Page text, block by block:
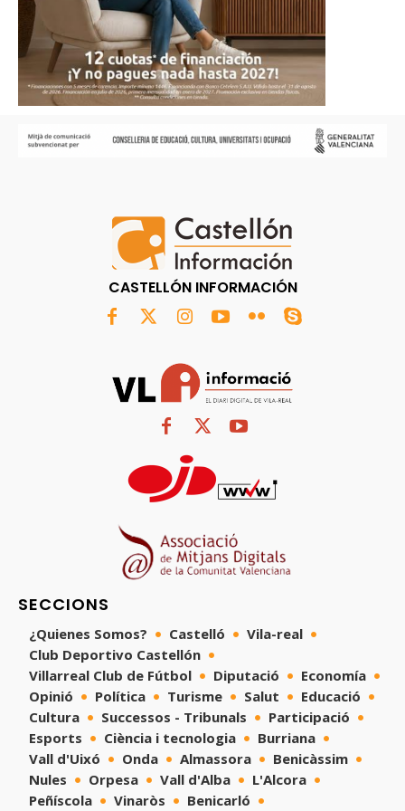
CASTELLÓN INFORMACIÓN
SECCIONS
¿Quienes Somos? Castelló
Vila-real
Club Deportivo Castellón
Villarreal Club de Fútbol
Diputació
Economía
Opinió
Política Turisme Salut
Educació
Cultura
Successos - Tribunals
Participació
Esports
Ciència i tecnologia
Burriana
Vall d'Uixó
Onda Almassora
Benicàssim
Nules
Orpesa Vall d'Alba
L'Alcora
Peñíscola
Vinaròs
Benicarló